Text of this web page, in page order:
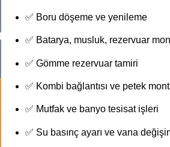
✅ Boru döşeme ve yenileme
✅ Batarya, musluk, rezervuar
✅ Gömme rezervuar tamiri
✅ Kombi bağlantısı ve petek
✅ Mutfak ve banyo tesisat işleri
✅ Su basınç ayarı ve vana